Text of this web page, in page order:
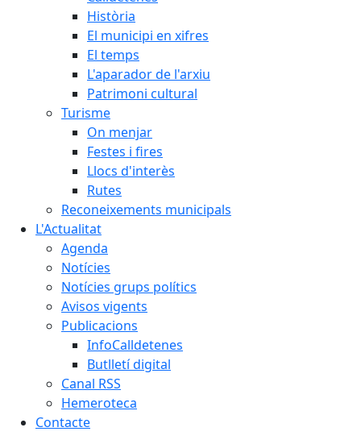
Història
El municipi en xifres
El temps
L'aparador de l'arxiu
Patrimoni cultural
Turisme
On menjar
Festes i fires
Llocs d'interès
Rutes
Reconeixements municipals
L'Actualitat
Agenda
Notícies
Notícies grups polítics
Avisos vigents
Publicacions
InfoCalldetenes
Butlletí digital
Canal RSS
Hemeroteca
Contacte